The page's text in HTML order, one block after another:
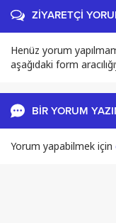
ZİYARETÇİ
Henüz yorum
aşağıdaki form
BİR YORUM
Yorum yapabilmek için